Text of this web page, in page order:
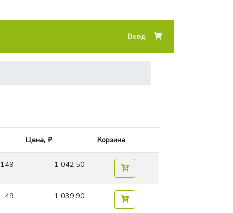
Вход
Цена, ₽ Корзина
149 1 042,50
49 1 039,90